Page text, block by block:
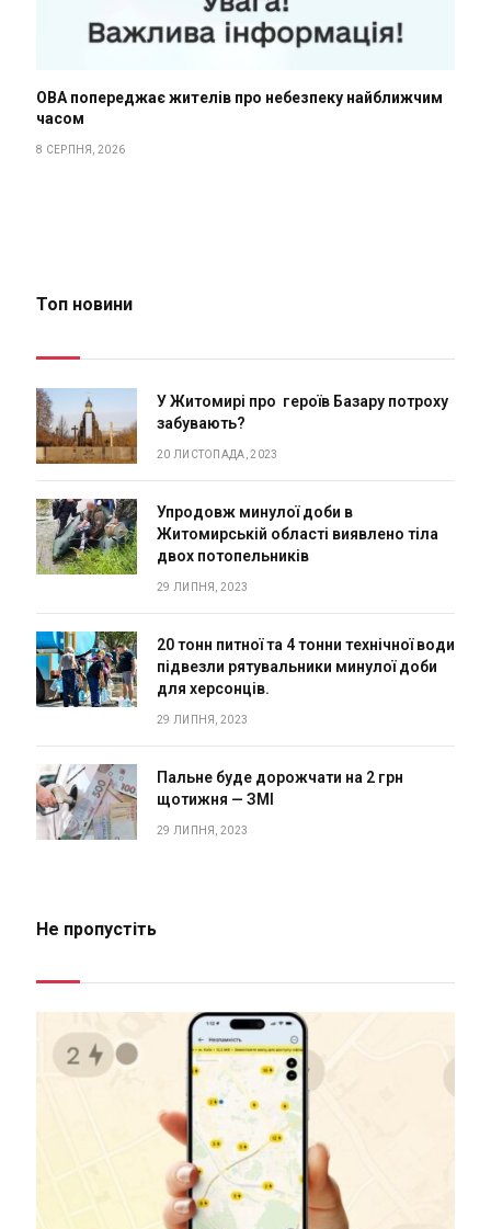
ОВА попереджає жителів про небезпеку найближчим
часом
8 СЕРПНЯ, 2026
Топ новини
У Житомирі про героїв Базару потроху
забувають?
20 ЛИСТОПАДА, 2023
Упродовж минулої доби в
Житомирській області виявлено тіла
двох потопельників
29 ЛИПНЯ, 2023
20 тонн питної та 4 тонни технічної води
підвезли рятувальники минулої доби
для херсонців.
29 ЛИПНЯ, 2023
Пальне буде дорожчати на 2 грн
щотижня — ЗМІ
29 ЛИПНЯ, 2023
Не пропустіть